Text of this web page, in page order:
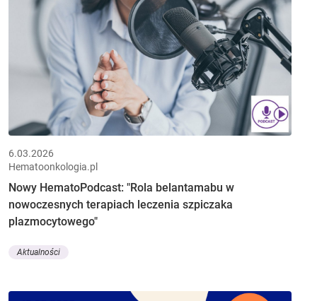
6.03.2026
Hematoonkologia.pl
Nowy HematoPodcast: "Rola belantamabu w
nowoczesnych terapiach leczenia szpiczaka
plazmocytowego"
Aktualności